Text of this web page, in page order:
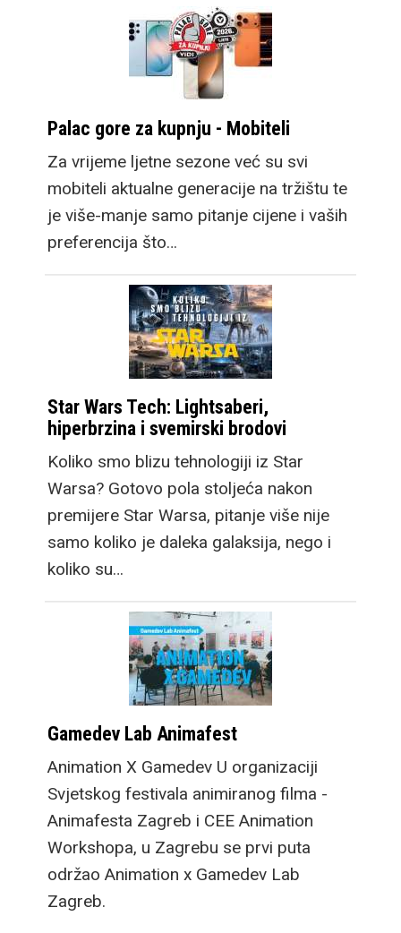
Palac gore za kupnju - Mobiteli
Za vrijeme ljetne sezone već su svi
mobiteli aktualne generacije na tržištu te
je više-manje samo pitanje cijene i vaših
preferencija što…
Star Wars Tech: Lightsaberi,
hiperbrzina i svemirski brodovi
Koliko smo blizu tehnologiji iz Star
Warsa? Gotovo pola stoljeća nakon
premijere Star Warsa, pitanje više nije
samo koliko je daleka galaksija, nego i
koliko su…
Gamedev Lab Animafest
Animation X Gamedev U organizaciji
Svjetskog festivala animiranog filma -
Animafesta Zagreb i CEE Animation
Workshopa, u Zagrebu se prvi puta
održao Animation x Gamedev Lab
Zagreb.